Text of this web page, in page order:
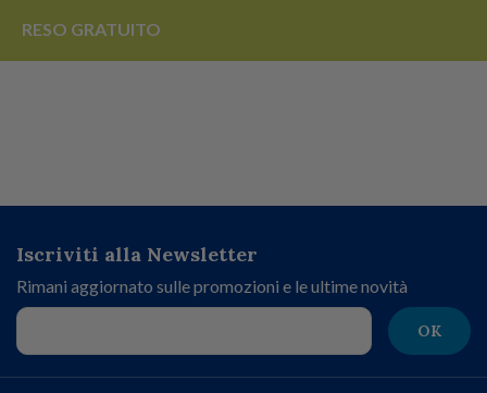
RESO GRATUITO
Iscriviti alla Newsletter
Rimani aggiornato sulle promozioni e le ultime novità
OK